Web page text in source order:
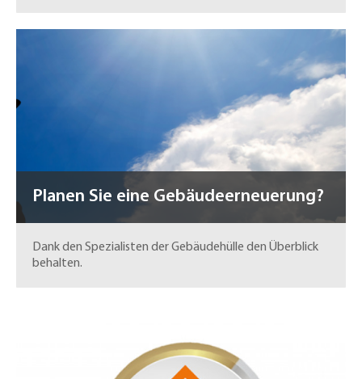
Planen Sie eine Gebäudeerneuerung?
Dank den Spezialisten der Gebäudehülle den Überblick
behalten.